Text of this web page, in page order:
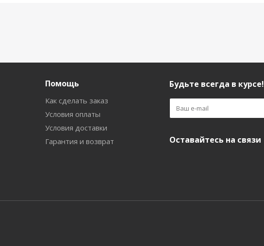
Помощь
Как сделать заказ
Условия оплаты
Условия доставки
Гарантия и возврат
Будьте всегда в курсе!
Оставайтесь на связи